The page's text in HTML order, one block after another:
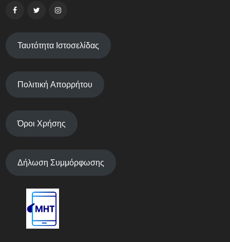
Ταυτότητα Ιστοσελίδας
Πολιτική Απορρήτου
Όροι Χρήσης
Δήλωση Συμμόρφωσης